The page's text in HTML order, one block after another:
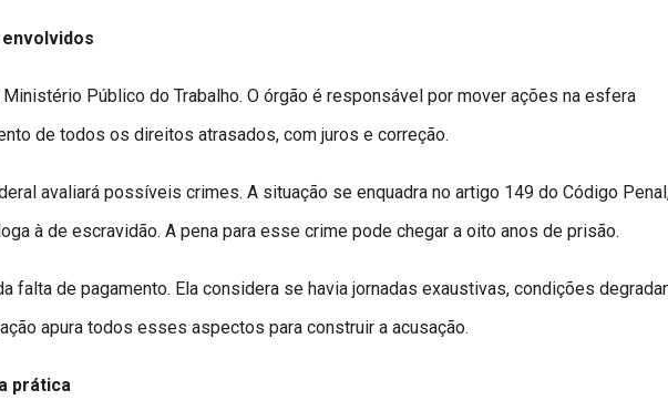
Público do Trabalho. O órgão é responsável por mover ações na esfera
de todos os direitos atrasados, com juros e correção.
avaliará possíveis crimes. A situação se enquadra no artigo 149 do Código
à de escravidão. A pena para esse crime pode chegar a oito anos de prisão.
falta de pagamento. Ela considera se havia jornadas exaustivas, condições
apura todos esses aspectos para construir a acusação.
prática